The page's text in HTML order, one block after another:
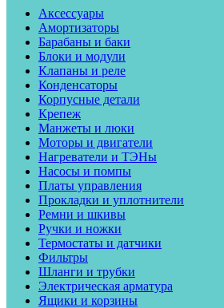
Аксессуары
Амортизаторы
Барабаны и баки
Блоки и модули
Клапаны и реле
Конденсаторы
Корпусные детали
Крепеж
Манжеты и люки
Моторы и двигатели
Нагреватели и ТЭНы
Насосы и помпы
Платы управления
Прокладки и уплотнители
Ремни и шкивы
Ручки и ножки
Термостаты и датчики
Фильтры
Шланги и трубки
Электрическая арматура
Ящики и корзины